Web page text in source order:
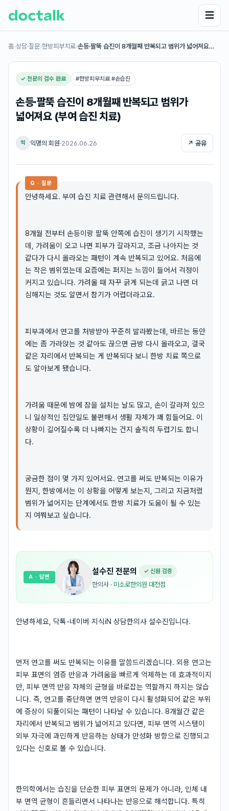
☰
홈›상담·질문›한방피부치료›손등·팔뚝 습진이 8개월째 반복되고 범위가 넓어져요…
✓ 전문의 검수 완료 #한방피부치료 #손습진
손등·팔뚝 습진이 8개월째 반복되고 범위가
넓어져요 (부여 습진 치료)
익 익명의 회원·2026.06.26 ↗ 공유
Q · 질문
안녕하세요. 부여 습진 치료 관련해서 문의드립니다.
8개월 전부터 손등이랑 팔뚝 안쪽에 습진이 생기기 시작했는
데, 가려움이 오고 나면 피부가 갈라지고, 조금 나아지는 것
같다가 다시 올라오는 패턴이 계속 반복되고 있어요. 처음에
는 작은 범위였는데 요즘에는 퍼지는 느낌이 들어서 걱정이
커지고 있습니다. 가려울 때 자꾸 긁게 되는데 긁고 나면 더
심해지는 것도 알면서 참기가 어렵더라고요.
피부과에서 연고를 처방받아 꾸준히 발라봤는데, 바르는 동안
에는 좀 가라앉는 것 같아도 끊으면 금방 다시 올라오고, 결국
같은 자리에서 반복되는 게 반복되다 보니 한방 치료 쪽으로
도 알아보게 됐습니다.
가려움 때문에 밤에 잠을 설치는 날도 많고, 손이 갈라져 있으
니 일상적인 집안일도 불편해서 생활 자체가 꽤 힘들어요. 이
상황이 길어질수록 더 나빠지는 건지 솔직히 두렵기도 합니
다.
궁금한 점이 몇 가지 있어서요. 연고를 써도 반복되는 이유가
뭔지, 한방에서는 이 상황을 어떻게 보는지, 그리고 지금처럼
범위가 넓어지는 단계에서도 한방 치료가 도움이 될 수 있는
지 여쭤보고 싶습니다.
설수진 전문의 ✓ 신원 검증
한의사 · 미소로한의원 대전점
A · 답변
안녕하세요, 닥톡-네이버 지식iN 상담한의사 설수진입니다.
먼저 연고를 써도 반복되는 이유를 말씀드리겠습니다. 외용 연고는
피부 표면의 염증 반응과 가려움을 빠르게 억제하는 데 효과적이지
만, 피부 면역 반응 자체의 균형을 바로잡는 역할까지 하지는 않습
니다. 즉, 연고를 중단하면 면역 반응이 다시 활성화되어 같은 부위
에 증상이 되풀이되는 패턴이 나타날 수 있습니다. 8개월간 같은
자리에서 반복되고 범위가 넓어지고 있다면, 피부 면역 시스템이
외부 자극에 과민하게 반응하는 상태가 만성화 방향으로 진행되고
있다는 신호로 볼 수 있습니다.
한의학에서는 습진을 단순한 피부 표면의 문제가 아니라, 인체 내
부 면역 균형이 흔들리면서 나타나는 반응으로 해석합니다. 특히